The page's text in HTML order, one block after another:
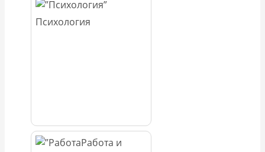
Психология
Работа и